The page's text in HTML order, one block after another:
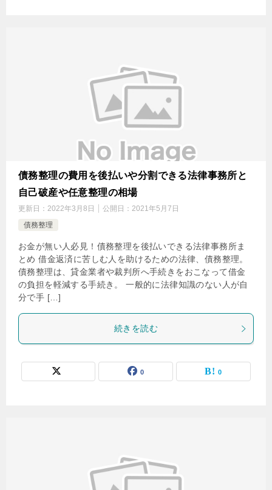
債務整理の費用を後払いや分割できる法律事務所と
自己破産や任意整理の相場
更新日： 2022年3月8日 公開日： 2021年5月7日
債務整理
お金が無い人必見！債務整理を後払いできる法律事務所ま
とめ 借金返済に苦しむ人を助けるための法律、債務整理。
債務整理は、貸金業者や裁判所へ手続きをおこなって借金
の負担を軽減する手続き。 一般的に法律知識のない人が自
分で手 […]
続きを読む
0 0